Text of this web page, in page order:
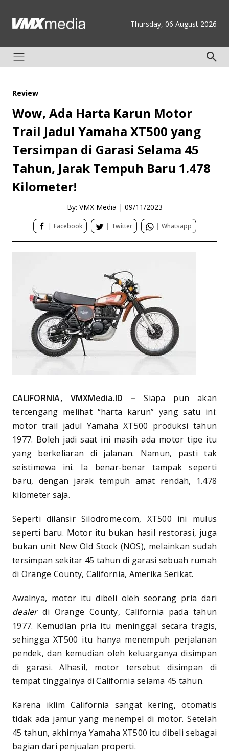
Thursday, 06 August 2026
Review
Wow, Ada Harta Karun Motor
Trail Jadul Yamaha XT500 yang
Tersimpan di Garasi Selama 45
Tahun, Jarak Tempuh Baru 1.478
Kilometer!
By: VMX Media | 09/11/2023
| Facebook | Twitter | Whatsapp
CALIFORNIA, VMXMedia.ID – Siapa pun akan
tercengang melihat “harta karun” yang satu ini:
motor trail jadul Yamaha XT500 produksi tahun
1977. Boleh jadi saat ini masih ada motor tipe itu
yang berkeliaran di jalanan. Namun, pasti tak
seistimewa ini. Ia benar-benar tampak seperti
baru, dengan jarak tempuh amat rendah, 1.478
kilometer saja.
Seperti dilansir Silodrome.com, XT500 ini mulus
seperti baru. Motor itu bukan hasil restorasi, juga
bukan unit New Old Stock (NOS), melainkan sudah
tersimpan sekitar 45 tahun di garasi sebuah rumah
di Orange County, California, Amerika Serikat.
Awalnya, motor itu dibeli oleh seorang pria dari
dealerdi Orange County, California pada tahun
1977. Kemudian pria itu meninggal secara tragis,
sehingga XT500 itu hanya menempuh perjalanan
pendek, dan kemudian oleh keluarganya disimpan
di garasi. Alhasil, motor tersebut disimpan di
tempat tinggalnya di California selama 45 tahun.
Karena iklim California sangat kering, otomatis
tidak ada jamur yang menempel di motor. Setelah
45 tahun, akhirnya Yamaha XT500 itu dibeli sebagai
bagian dari penjualan properti.